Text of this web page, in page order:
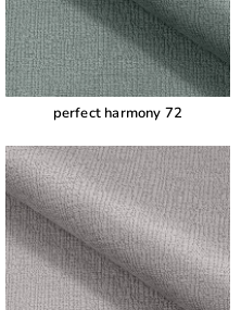
perfect harmony 72